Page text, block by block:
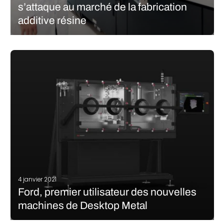
s’attaque au marché de la fabrication
additive résine
accord définitif pour l’acquisition d’EnvisionTEC, un des leaders
LIRE LA SUITE
4 janvier 2021
Ford, premier utilisateur des nouvelles
machines de Desktop Metal